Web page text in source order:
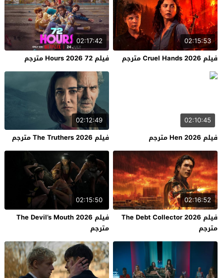
02:15:53
فيلم Cruel Hands 2026 مترجم
02:17:42
فيلم 72 Hours 2026 مترجم
02:10:45
فيلم Hen 2026 مترجم
02:12:49
فيلم The Truthers 2026 مترجم
02:16:52
فيلم The Debt Collector 2026
مترجم
02:15:50
فيلم The Devil’s Mouth 2026
مترجم